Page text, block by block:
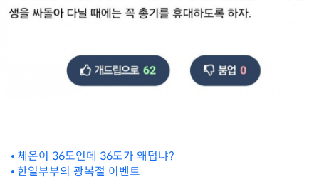
체온이 36도인데 36도가 왜덥냐?
한일부부의 광복절 이벤트